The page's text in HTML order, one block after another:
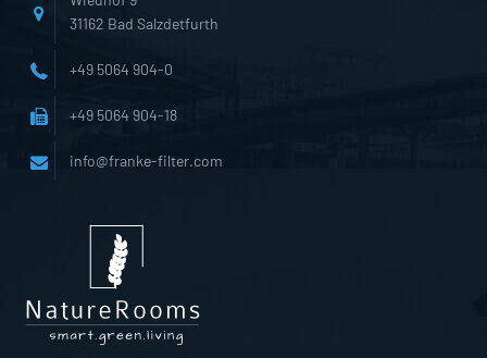
31162 Bad Salzdetfurth
+49 5064 904-0
+49 5064 904-18
info@franke-filter.com